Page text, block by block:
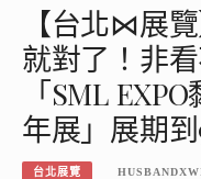
【台北⋈展
就對了！非
「SML
年展」展期
台北展覽